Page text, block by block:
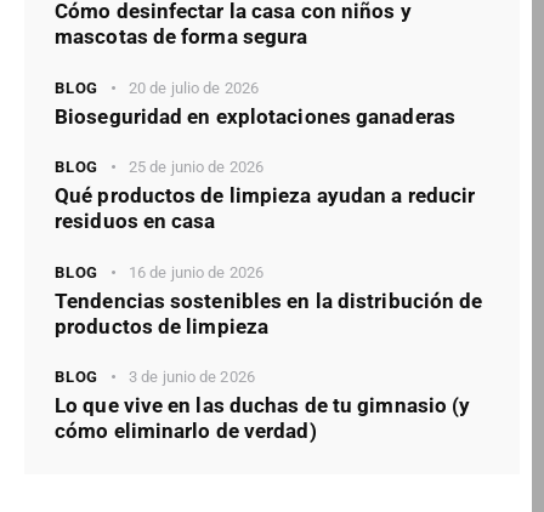
Cómo desinfectar la casa con niños y
mascotas de forma segura
BLOG 20 de julio de 2026
Bioseguridad en explotaciones ganaderas
BLOG 25 de junio de 2026
Qué productos de limpieza ayudan a reducir
residuos en casa
BLOG 16 de junio de 2026
Tendencias sostenibles en la distribución de
productos de limpieza
BLOG 3 de junio de 2026
Lo que vive en las duchas de tu gimnasio (y
cómo eliminarlo de verdad)